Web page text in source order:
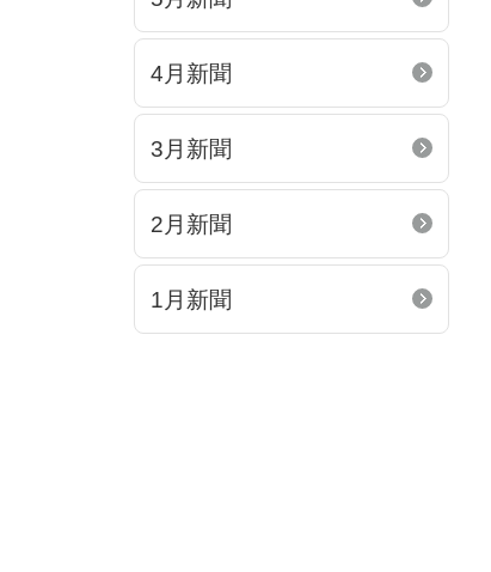
4月新聞
3月新聞
2月新聞
1月新聞